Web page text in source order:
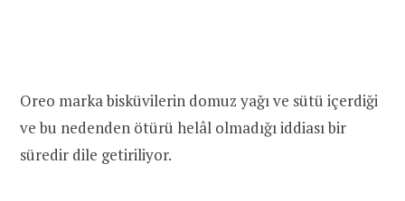
Oreo marka bisküvilerin domuz yağı ve sütü içerdiği
ve bu nedenden ötürü helâl olmadığı iddiası bir
süredir dile getiriliyor.